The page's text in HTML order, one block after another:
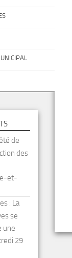
de
des
et-
: La
se
une
29